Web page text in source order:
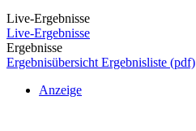
Live-Ergebnisse
Live-Ergebnisse
Ergebnisse
Ergebnisübersicht Ergebnisliste (pdf)
Anzeige